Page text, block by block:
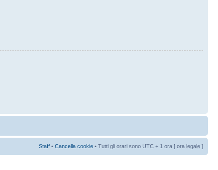
Staff • Cancella cookie • Tutti gli orari sono UTC + 1 ora [ ora legale ]